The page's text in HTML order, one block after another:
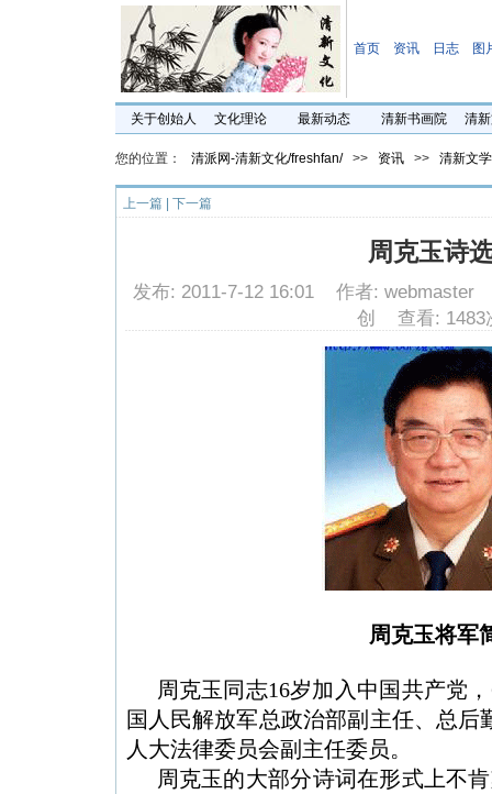
首页 资讯 日志 图
关于创始人 文化理论 最新动态 清新书画院 清
您的位置： 清派网-清新文化/freshfan/ >> 资讯 >> 清新文
上一篇 | 下一篇
周克玉诗
发布: 2011-7-12 16:01 作者: webmaster
创 查看: 1483
周克玉将军
周克玉 同志16岁加入中国共产党，
国人民解放军总政治部副主任、总后
人大法律委员会副主任委员。
周克玉的大部分诗词在形式上不